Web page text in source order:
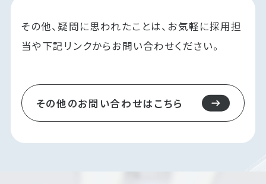
その他、疑問に思われたことは、お気軽に採用担
当や下記リンクからお問い合わせください。
その他のお問い合わせはこちら